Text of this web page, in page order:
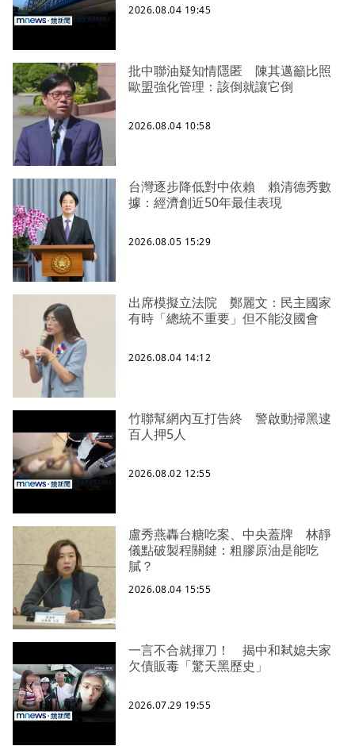
2026.08.04 19:45
批中聯油疑知情隱匿 陳其邁籲比照
歐盟強化管理：該倒就讓它倒
2026.08.04 10:58
台灣逐步降低對中依賴 賴清德秀數
據：經濟創近50年最佳表現
2026.08.05 15:29
出席模擬立法院 鄭麗文：民主國家
有時「總統不重要」但不能沒國會
2026.08.04 14:12
竹聯幫網內互打告終 警啟動掃黑逮
百人押5人
2026.08.02 12:55
盧秀燕轟台糖吃案、中央蓋牌 林靜
儀點破製程關鍵：粗膠原油是能吃
膩？
2026.08.04 15:55
一言不合就揮刀！ 揭中和弒媳夫家
欠債販毒「驚天黑歷史」
2026.07.29 19:55